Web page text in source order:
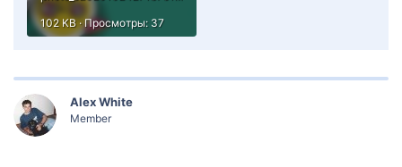
102 KB · Просмотры: 37
Alex White
Member